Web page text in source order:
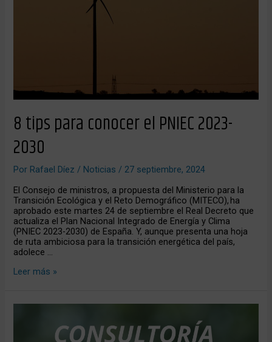
8 tips para conocer el PNIEC 2023-
2030
Por Rafael Díez/ Noticias / 27 septiembre, 2024
El Consejo de ministros, a propuesta del Ministerio para la
Transición Ecológica y el Reto Demográfico (MITECO), ha
aprobado este martes 24 de septiembre el Real Decreto que
actualiza el Plan Nacional Integrado de Energía y Clima
(PNIEC 2023-2030) de España. Y, aunque presenta una hoja
de ruta ambiciosa para la transición energética del país,
adolece …
Leer más »